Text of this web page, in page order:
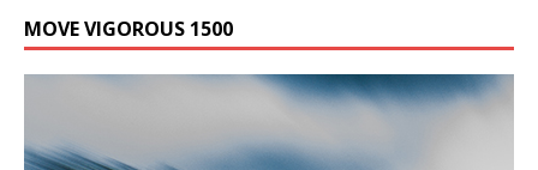
MOVE VIGOROUS 1500